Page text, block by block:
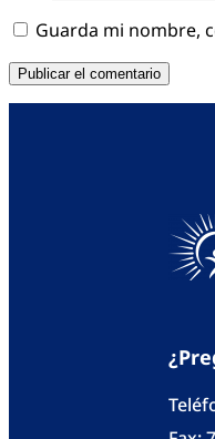
Guarda mi nombre,